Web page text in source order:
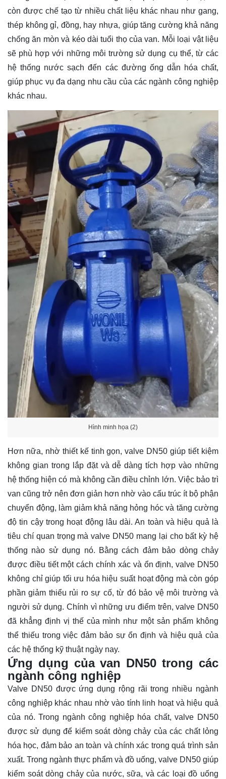
còn được chế tạo từ nhiều chất liệu khác nhau như gang,
thép không gỉ, đồng, hay nhựa, giúp tăng cường khả năng
chống ăn mòn và kéo dài tuổi thọ của van. Mỗi loại vật liệu
sẽ phù hợp với những môi trường sử dụng cụ thể, từ các
hệ thống nước sạch đến các đường ống dẫn hóa chất,
giúp phục vụ đa dạng nhu cầu của các ngành công nghiệp
khác nhau.
Hình minh họa (2)
Hơn nữa, nhờ thiết kế tinh gọn, valve DN50 giúp tiết kiệm
không gian trong lắp đặt và dễ dàng tích hợp vào những
hệ thống hiện có mà không cần điều chỉnh lớn. Việc bảo trì
van cũng trở nên đơn giản hơn nhờ vào cấu trúc ít bộ phận
chuyển động, làm giảm khả năng hỏng hóc và tăng cường
độ tin cậy trong hoạt động lâu dài. An toàn và hiệu quả là
tiêu chí quan trọng mà valve DN50 mang lại cho bất kỳ hệ
thống nào sử dụng nó. Bằng cách đảm bảo dòng chảy
được điều tiết một cách chính xác và ổn định, valve DN50
không chỉ giúp tối ưu hóa hiệu suất hoạt động mà còn góp
phần giảm thiểu rủi ro sự cố, từ đó bảo vệ môi trường và
người sử dụng. Chính vì những ưu điểm trên, valve DN50
đã khẳng định vị thế của mình như một sản phẩm không
thể thiếu trong việc đảm bảo sự ổn định và hiệu quả của
các hệ thống kỹ thuật ngày nay.
Ứng dụng của van DN50 trong các
ngành công nghiệp
Valve DN50 được ứng dụng rộng rãi trong nhiều ngành
công nghiệp khác nhau nhờ vào tính linh hoạt và hiệu quả
của nó. Trong ngành công nghiệp hóa chất, valve DN50
được sử dụng để kiểm soát dòng chảy của các chất lỏng
hóa học, đảm bảo an toàn và chính xác trong quá trình sản
xuất. Trong ngành thực phẩm và đồ uống, valve DN50 giúp
kiểm soát dòng chảy của nước, sữa, và các loại đồ uống